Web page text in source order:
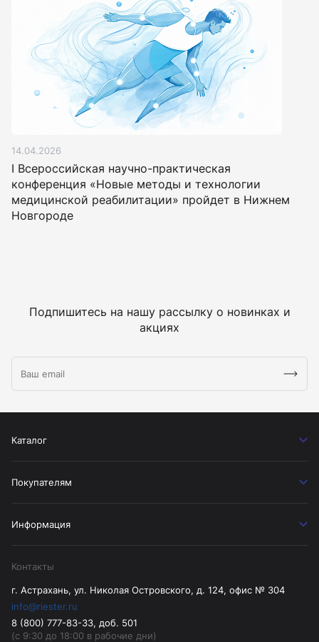
14.04.2026
I Всероссийская научно-практическая
конференция «Новые методы и технологии
медицинской реабилитации» пройдет в Нижнем
Новгороде
Подпишитесь на нашу рассылку о новинках и
акциях
Каталог
Покупателям
Информация
Контакты
г. Астрахань, ул. Николая Островского, д. 124, офис № 304
info@riester.ru
8 (800) 777-83-33, доб. 501
(с 9:30 до 18:00 в рабочие дни)